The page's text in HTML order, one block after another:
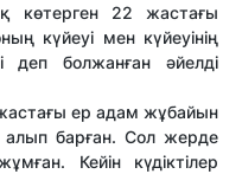
көтерген 22 жастағы
күйеуі мен күйеуінің
деп болжанған әйелді
жастағы ер адам жұбайын
алып барған. Сол жерде
Кейін күдіктілер